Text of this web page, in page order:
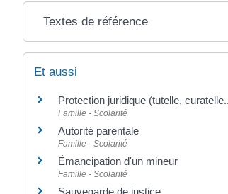
Textes de référence
Et aussi
Protection juridique (tutelle,
Famille - Scolarité
Autorité parentale
Famille - Scolarité
Émancipation d'un mineur
Famille - Scolarité